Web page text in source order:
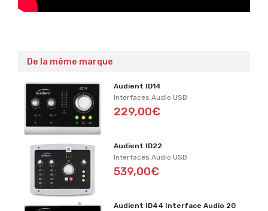
De la même marque
Audient ID14
Interfaces Audio USB
229,00€
Audient ID22
Interfaces Audio USB
539,00€
Audient ID44 Interface Audio 20